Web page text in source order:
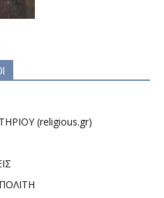
(religious.gr)